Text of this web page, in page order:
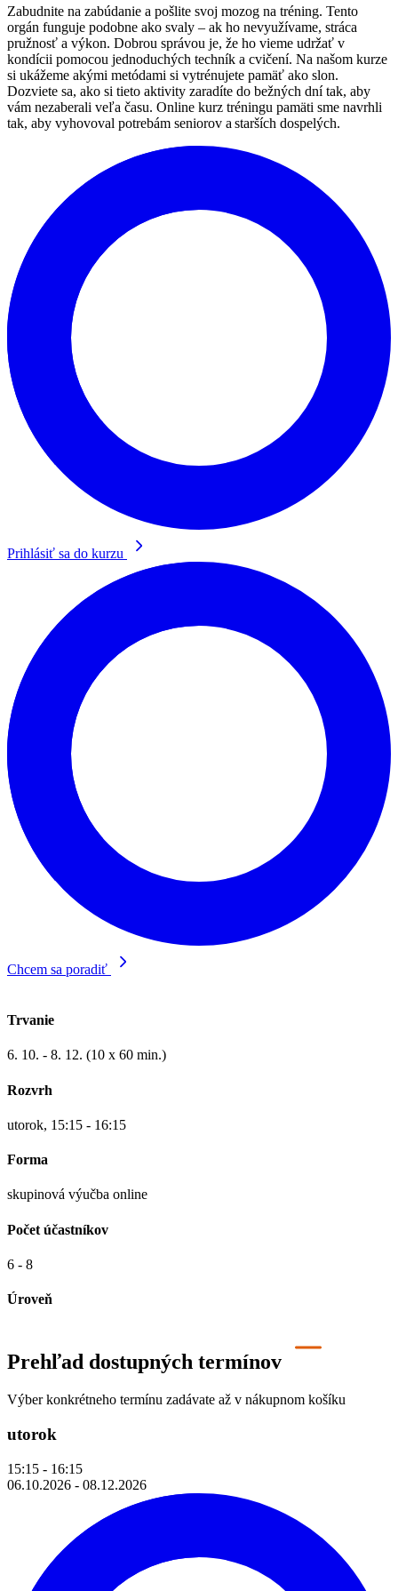
Zabudnite na zabúdanie a pošlite svoj mozog na tréning. Tento
orgán funguje podobne ako svaly – ak ho nevyužívame, stráca
pružnosť a výkon. Dobrou správou je, že ho vieme udržať v
kondícii pomocou jednoduchých techník a cvičení. Na našom kurze
si ukážeme akými metódami si vytrénujete pamäť ako slon.
Dozviete sa, ako si tieto aktivity zaradíte do bežných dní tak, aby
vám nezaberali veľa času. Online kurz tréningu pamäti sme navrhli
tak, aby vyhovoval potrebám seniorov a starších dospelých.
Prihlásiť sa do kurzu
Chcem sa poradiť
Trvanie
6. 10. - 8. 12. (10 x 60 min.)
Rozvrh
utorok, 15:15 - 16:15
Forma
skupinová výučba online
Počet účastníkov
6 - 8
Úroveň
Prehľad dostupných termínov
Výber konkrétneho termínu zadávate až v nákupnom košíku
utorok
15:15 - 16:15
06.10.2026 - 08.12.2026